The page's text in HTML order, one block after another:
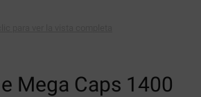
Mega Caps 1400